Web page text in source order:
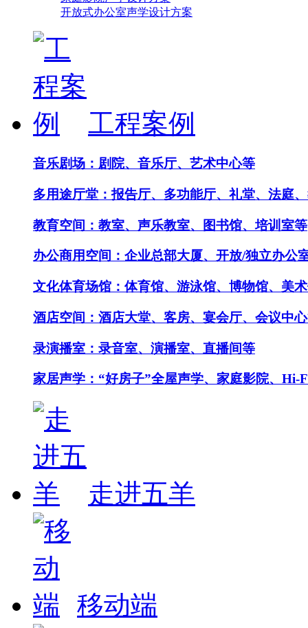
开放式办公室声学设计方案
工程案例
音乐剧场：剧院、音乐厅、艺术中心等
多用途厅堂：报告厅、多功能厅、礼堂、法庭
教育空间：教室、声乐教室、图书馆、培训室等
办公商用空间：企业总部大厦、开放/独立办公
文化体育场馆：体育馆、游泳馆、博物馆、美
酒店空间：酒店大堂、客房、宴会厅、会议中
录演播室：录音室、演播室、直播间等
家居声学：“好房子”全屋声学、家庭影院、Hi-
走进五羊
移动端